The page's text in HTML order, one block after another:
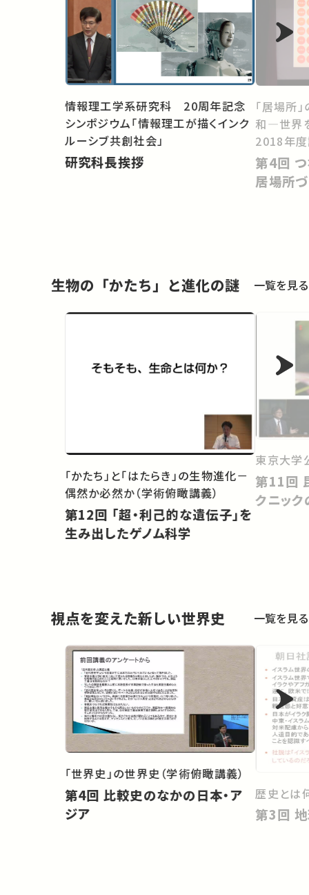
情報理工学系研究科 20周年記念
シンポジウム「情報理工が描くインク
ルーシブ共創社会」
研究科長挨拶
「居場所
和―世界
2018年度
第4回 つながりづくりから考える
居場所づ
生物の「かたち」と進化の謎 一覧を見る
「かたち」と「はたらき」の生物進化－
偶然か必然か（学術俯瞰講義）
第12回 「超・利己的な遺伝子」を
生み出したゲノム科学
東京大学
第11回 昆虫の擬態：だましのテ
クニッ
視点を変えた新しい世界史 一覧を見る
「世界史」の世界史（学術俯瞰講義）
第4回 比較史のなかの日本・ア
ジア
歴史とは
第